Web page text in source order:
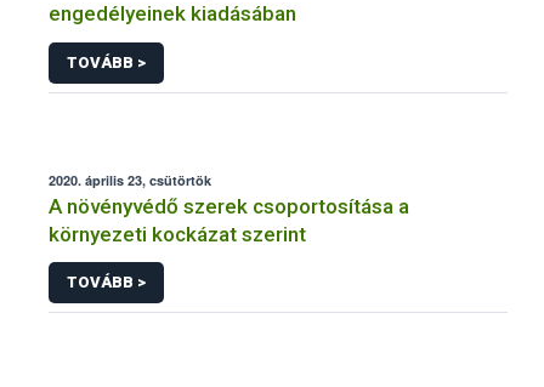
engedélyeinek kiadásában
TOVÁBB >
2020. április 23, csütörtök
A növényvédő szerek csoportosítása a
környezeti kockázat szerint
TOVÁBB >